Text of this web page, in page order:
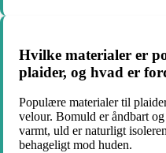
Hvilke materialer er
plaider, og hvad er
Populære materialer til
velour. Bomuld er åndbart
varmt, uld er naturligt
behageligt mod huden.